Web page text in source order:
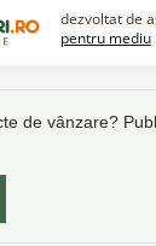
dezvoltat de
pentru mediu
de vânzare?